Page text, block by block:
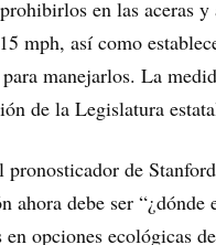
en las aceras y
mph, así como
manejarlos. La
de la Legislatura
pronosticador de
ahora debe ser “¿dónde
en opciones ecológicas